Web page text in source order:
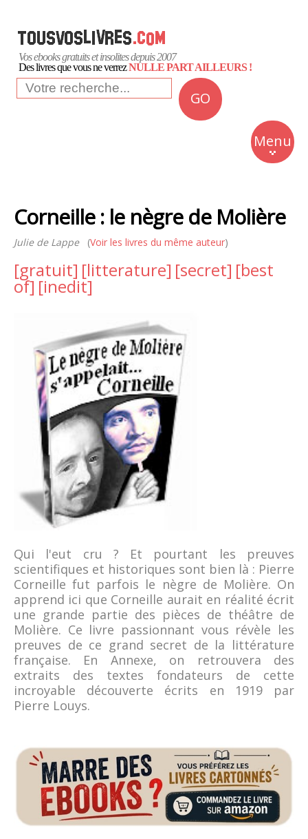
Vos ebooks gratuits et insolites depuis 2007
Des livres que vous ne verrezNULLE PART AILLEURS !
GO
Menu
Insolite
Business
Culture
Quotidien
Corneille : le nègre de Molière
Julie de Lappe(Voir les livres du même auteur)
[gratuit] [litterature] [secret] [best
of] [inedit]
Qui l'eut cru ? Et pourtant les preuves
scientifiques et historiques sont bien là : Pierre
Corneille fut parfois le nègre de Molière. On
apprend ici que Corneille aurait en réalité écrit
une grande partie des pièces de théâtre de
Molière. Ce livre passionnant vous révèle les
preuves de ce grand secret de la littérature
française. En Annexe, on retrouvera des
extraits des textes fondateurs de cette
incroyable découverte écrits en 1919 par
Pierre Louys.